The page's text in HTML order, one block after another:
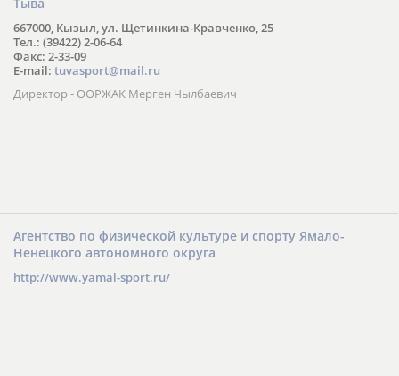
667000, Кызыл, ул. Щетинкина-Кравченко, 25
Тел.: (39422) 2-06-64
Факс: 2-33-09
E-mail: tuvasport@mail.ru
Директор - ООРЖАК Мерген Чылбаевич
Агентство по физической культуре и спорту Ямало-
Ненецкого автономного округа
http://www.yamal-sport.ru/